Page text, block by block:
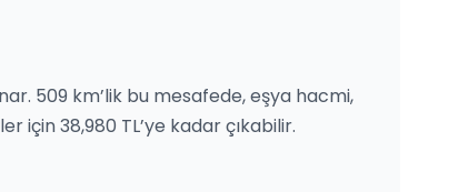
509 km’lik bu mesafede, eşya hacmi,
için 38,980 TL’ye kadar çıkabilir.